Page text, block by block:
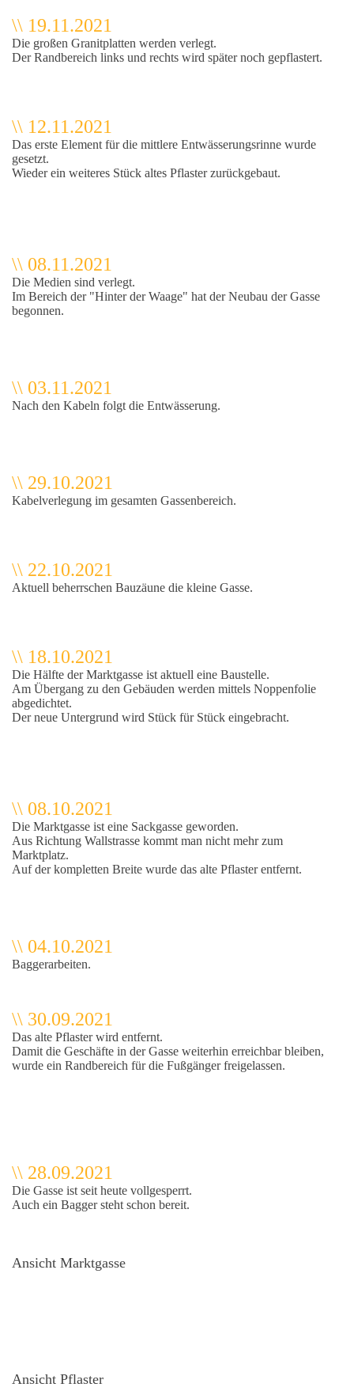
\\ 19.11.2021
Die großen Granitplatten werden verlegt.
Der Randbereich links und rechts wird später noch gepflastert.
\\ 12.11.2021
Das erste Element für die mittlere Entwässerungsrinne wurde
gesetzt.
Wieder ein weiteres Stück altes Pflaster zurückgebaut.
\\ 08.11.2021
Die Medien sind verlegt.
Im Bereich der "Hinter der Waage" hat der Neubau der Gasse
begonnen.
\\ 03.11.2021
Nach den Kabeln folgt die Entwässerung.
\\ 29.10.2021
Kabelverlegung im gesamten Gassenbereich.
\\ 22.10.2021
Aktuell beherrschen Bauzäune die kleine Gasse.
\\ 18.10.2021
Die Hälfte der Marktgasse ist aktuell eine Baustelle.
Am Übergang zu den Gebäuden werden mittels Noppenfolie
abgedichtet.
Der neue Untergrund wird Stück für Stück eingebracht.
\\ 08.10.2021
Die Marktgasse ist eine Sackgasse geworden.
Aus Richtung Wallstrasse kommt man nicht mehr zum
Marktplatz.
Auf der kompletten Breite wurde das alte Pflaster entfernt.
\\ 04.10.2021
Baggerarbeiten.
\\ 30.09.2021
Das alte Pflaster wird entfernt.
Damit die Geschäfte in der Gasse weiterhin erreichbar bleiben,
wurde ein Randbereich für die Fußgänger freigelassen.
\\ 28.09.2021
Die Gasse ist seit heute vollgesperrt.
Auch ein Bagger steht schon bereit.
Ansicht Marktgasse
Ansicht Pflaster